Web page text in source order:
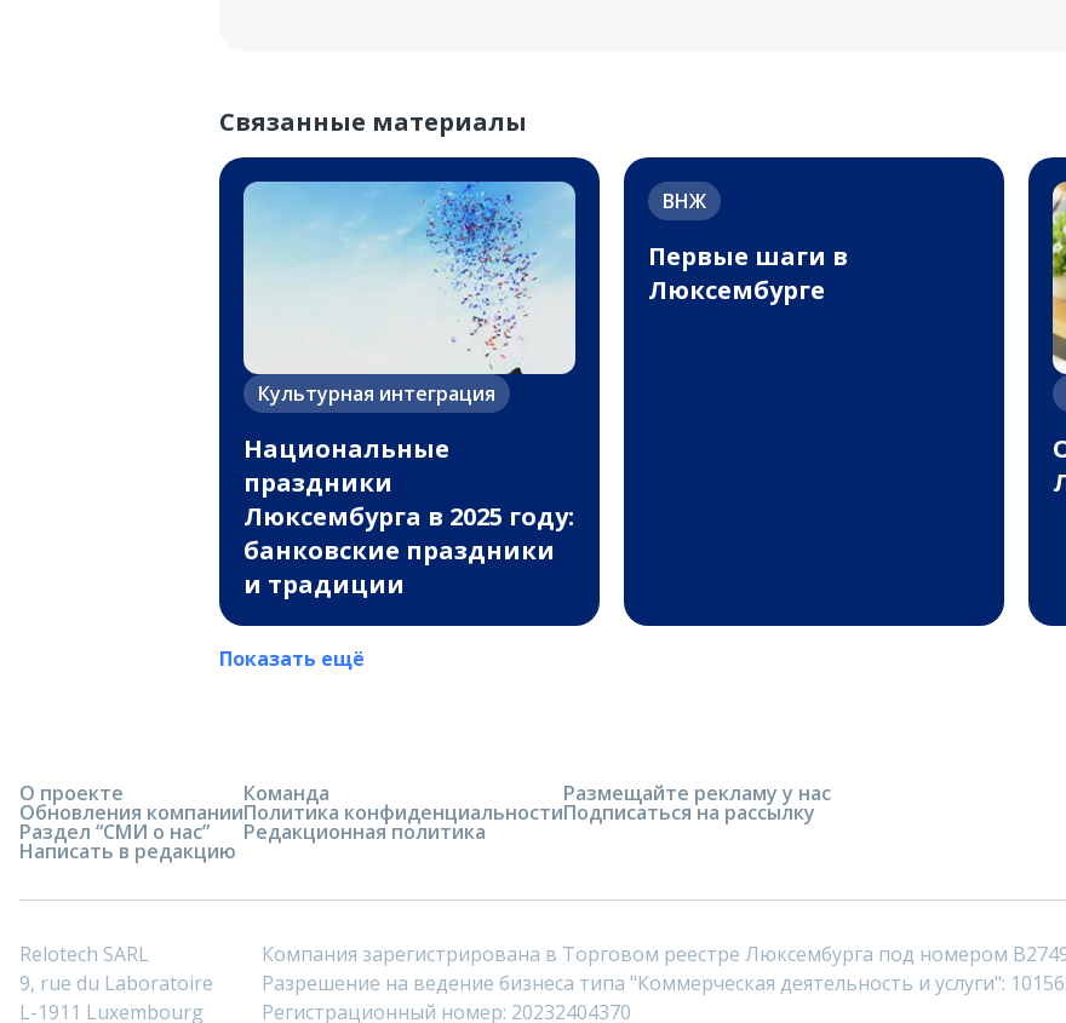
Связанные материалы
Культурная интеграция
Национальные
праздники
Люксембурга в 2025 году:
банковские праздники
и традиции
ВНЖ
Первые шаги в
Люксембурге
Показать ещё
О проекте
Обновления компании
Раздел “СМИ о нас”
Написать в редакцию
Команда
Политика конфиденциальности
Редакционная политика
Размещайте рекламу у нас
Подписаться на рассылку
Relotech SARL
9, rue du Laboratoire
L-1911 Luxembourg
Компания зарегистрирована в Торговом реестре Люксембурга под номером
Разрешение на ведение бизнеса типа "Коммерческая деятельность и услуги":
Регистрационный номер: 20232404370